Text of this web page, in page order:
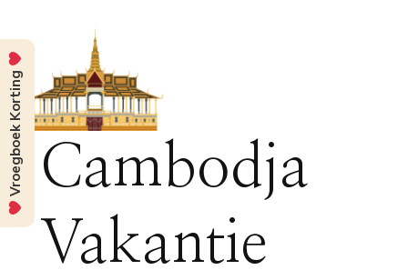
Cambodja
Vakantie
Vroegboek Korting